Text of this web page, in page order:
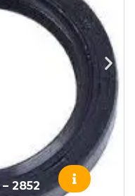
– 2852